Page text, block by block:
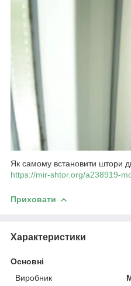
Як самому встановити штори
https://mir-shtor.org/a238919-
Приховати
Характеристики
Основні
Виробник